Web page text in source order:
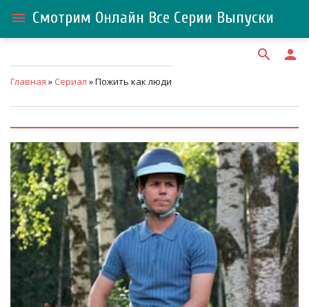
menu Смотрим Онлайн Все Серии Выпуски
search person
Главная » Сериал » Пожить как люди